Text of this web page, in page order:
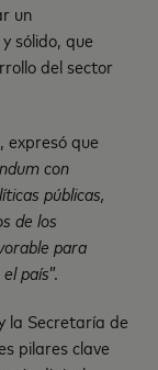
un
sólido, que
del sector
expresó que
con
públicas,
de los
para
país”.
la Secretaría de
pilares clave